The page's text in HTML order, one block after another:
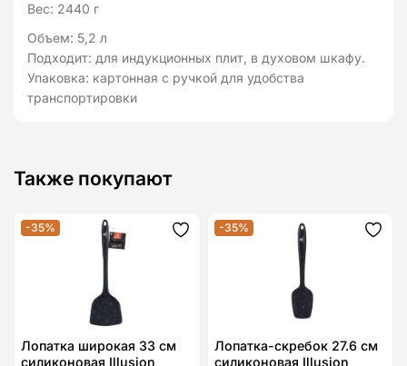
Вес: 2440 г
Объем: 5,2 л
Подходит: для индукционных плит, в духовом шкафу.
Упаковка: картонная с ручкой для удобства
транспортировки
Также покупают
-35% Додати
Лопатка широкая 33 см
силиконовая Illusion
-35%
Лопатка-скребок 27.6 см
силиконовая Illusion